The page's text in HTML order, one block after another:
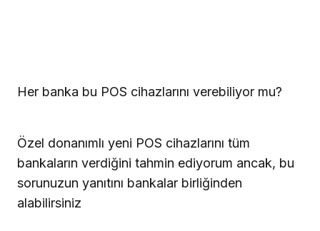
Her banka bu POS cihazlarını verebiliyor mu?
Özel donanımlı yeni POS cihazlarını tüm
bankaların verdiğini tahmin ediyorum ancak, bu
sorunuzun yanıtını bankalar birliğinden
alabilirsiniz